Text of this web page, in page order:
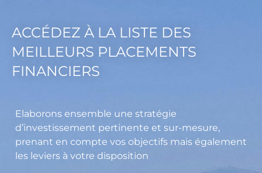
ACCÉDEZ À LA LISTE DES
MEILLEURS PLACEMENTS
FINANCIERS
Elaborons ensemble une stratégie
d’investissement pertinente et sur-mesure,
prenant en compte vos objectifs mais également
les leviers à votre disposition